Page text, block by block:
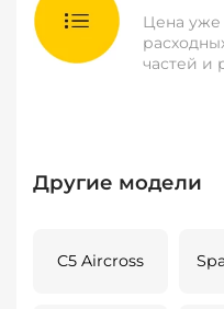
Цена уже
частей и
Другие модели
C5 Aircross